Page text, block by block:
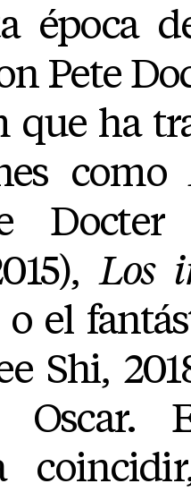
época
Pete
que ha
como
Docter
Los
o el
Shi,
Oscar.